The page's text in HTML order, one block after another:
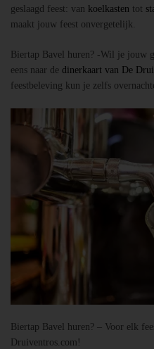
geslaagd feest: van koelkasten tot
maakt jouw feest onvergetelijk.
Biertap Bavel huren? -Wil je jouw
eens naar de dinerkaart van De
feestbeleving kun je zelfs
Biertap Bavel huren? – Voor elk
Druiventros.com!